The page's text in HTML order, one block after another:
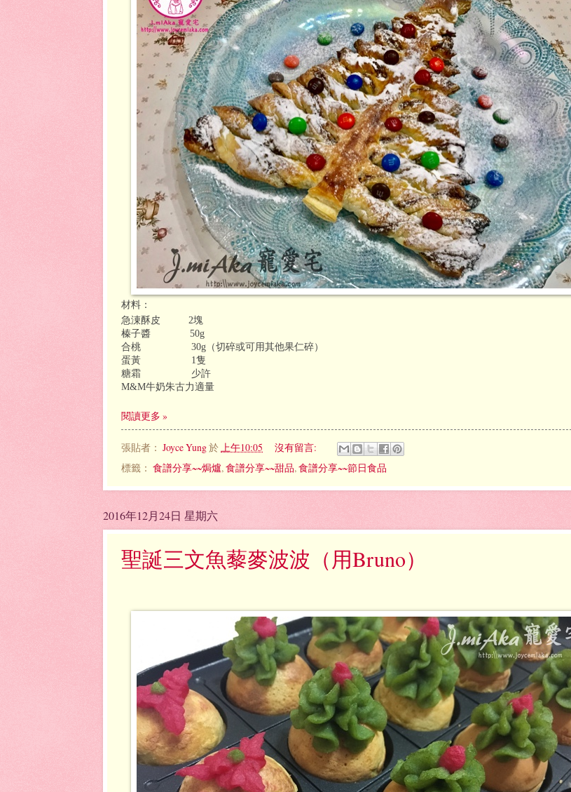
材料：
急涷酥皮 2塊
榛子醬 50g
合桃 30g （切碎或可用其他果仁碎）
蛋黃 1隻
糖霜
少許
M&M牛奶朱古力適量
閱讀更多 »
張貼者： Joyce Yung於 上午10:05
沒有留言:
標籤： 食譜分享~~焗爐,食譜分享~~甜品,食譜分享~~節日食品
2016年12月24日 星期六
聖誕三文魚藜麥波波（用Bruno）